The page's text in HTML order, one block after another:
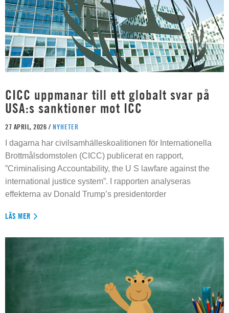
CICC uppmanar till ett globalt svar på
USA:s sanktioner mot ICC
27 APRIL, 2026 / NYHETER
I dagarna har civilsamhälleskoalitionen för Internationella
Brottmålsdomstolen (CICC) publicerat en rapport,
”Criminalising Accountability, the U S lawfare against the
international justice system”. I rapporten analyseras
effekterna av Donald Trump’s presidentorder
LÄS MER